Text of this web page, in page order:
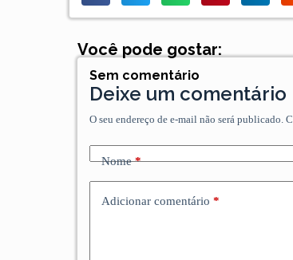
Você pode gostar:
Sem comentário
Deixe um comentário
O seu endereço de e-mail não será publicado.
Nome*
Adicionar comentário *